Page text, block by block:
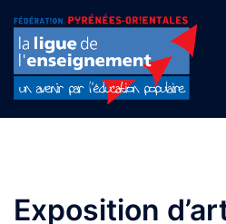
contenu
Exposition